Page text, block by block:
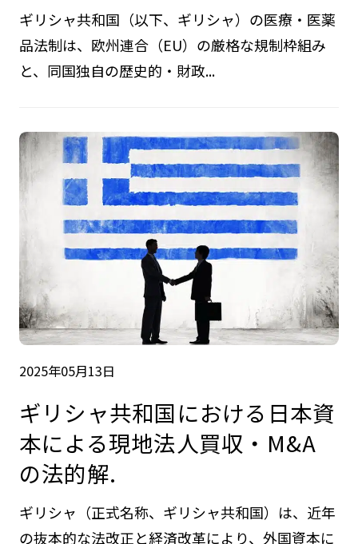
ギリシャ共和国（以下、ギリシャ）の医療・医薬
品法制は、欧州連合（EU）の厳格な規制枠組み
と、同国独自の歴史的・財政...
2025年05月13日
ギリシャ共和国における日本資
本による現地法人買収・M&A
の法的解.
ギリシャ（正式名称、ギリシャ共和国）は、近年
の抜本的な法改正と経済改革により、外国資本に